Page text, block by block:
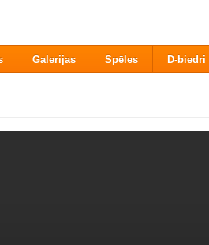
Galerijas Spēles D-biedri